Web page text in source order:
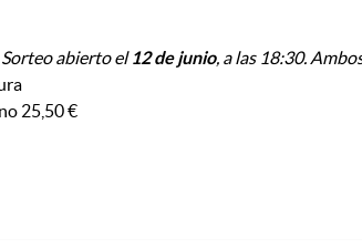
Sorteo abierto el12 de junio, a las 18:30.
25,50 €